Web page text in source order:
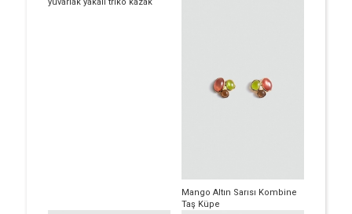
yuvarlak yakalı triko kazak
Mango Altın Sarısı Kombine
Taş Küpe